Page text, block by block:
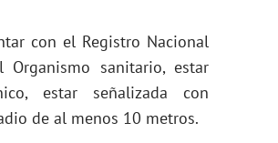
con el Registro Nacional
Organismo sanitario, estar
estar señalizada con
de al menos 10 metros.